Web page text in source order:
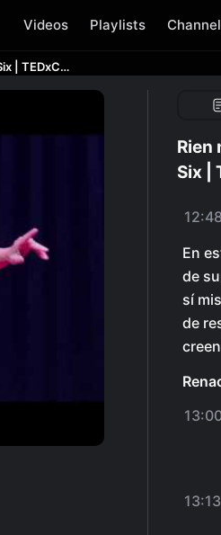
Videos Playlists
Rien ne nous arrive par hasard | Nadalette La Fonta Six | TEDxChampsElyseesWomen
Rien
Six |
12:48
En
de
sí
de
13:13